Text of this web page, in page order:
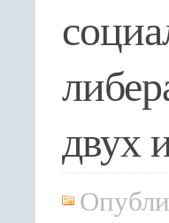
двух